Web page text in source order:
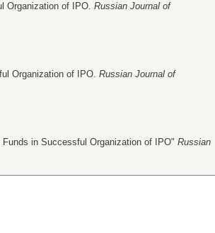
Organization of IPO. Russian Journal of
Organization of IPO. Russian Journal of
in Successful Organization of IPO" Russian